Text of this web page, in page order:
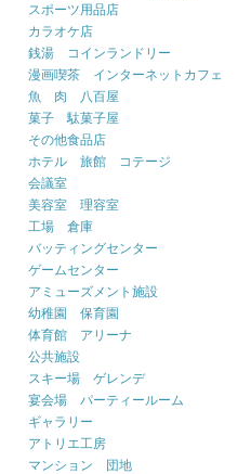
スポーツ用品店
カラオケ店
銭湯 コインランドリー
漫画喫茶 インターネットカフェ
魚 肉 八百屋
菓子 駄菓子屋
その他食品店
ホテル 旅館 コテージ
会議室
美容室 理容室
工場 倉庫
バッティングセンター
ゲームセンター
アミューズメント施設
幼稚園 保育園
体育館 アリーナ
公共施設
スキー場 ゲレンデ
宴会場 パーティールーム
ギャラリー
アトリエ工房
マンション 団地